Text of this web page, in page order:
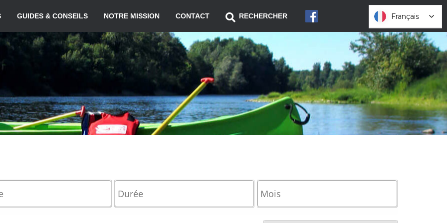
GUIDES & CONSEILS NOTRE MISSION CONTACT RECHERCHER Français
Français